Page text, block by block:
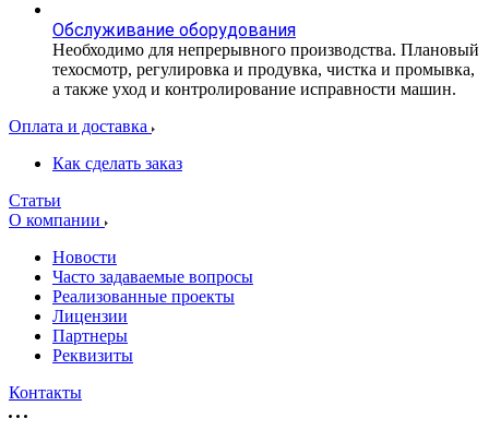
Обслуживание оборудования
Необходимо для непрерывного производства. Плановый
техосмотр, регулировка и продувка, чистка и промывка,
а также уход и контролирование исправности машин.
Оплата и доставка
Как сделать заказ
Статьи
О компании
Новости
Часто задаваемые вопросы
Реализованные проекты
Лицензии
Партнеры
Реквизиты
Контакты